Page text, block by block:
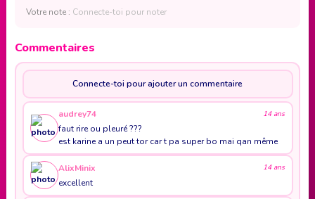
Votre note : Connecte-toi pour noter
Commentaires
Connecte-toi pour ajouter un commentaire
audrey74 14 ans
faut rire ou pleuré ???
est karine a un peut tor car t pa super bo mai qan même
AlixMinix 14 ans
excellent